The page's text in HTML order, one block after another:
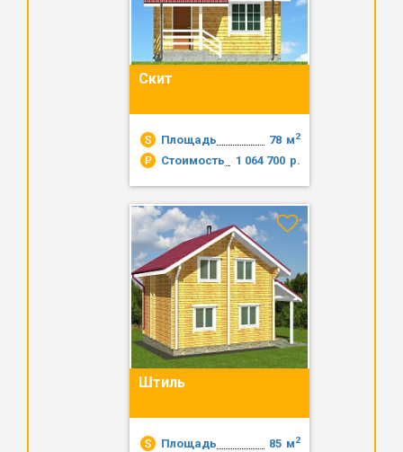
Скит
Площадь м2
78
Стоимость
р.
1 064 700
Штиль
Площадь м2
85